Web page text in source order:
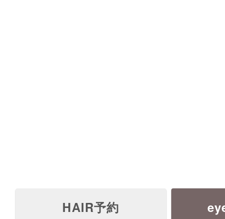
HAIR予約